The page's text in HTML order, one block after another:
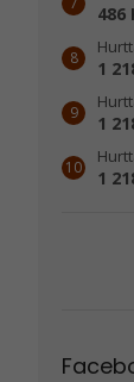
486
1
1
1